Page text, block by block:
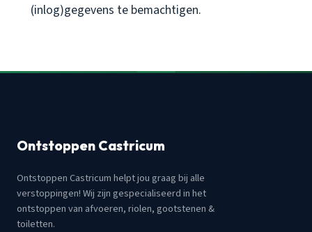
(inlog)gegevens te bemachtigen.
Ontstoppen Castricum
Ontstoppen Castricum helpt jou graag bij alle
verstoppingen! Wij zijn gespecialiseerd in het
ontstoppen van afvoeren, riolen, gootstenen &
toiletten.